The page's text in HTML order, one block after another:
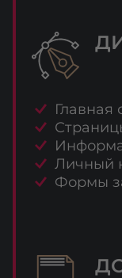
Главная
Личный
Формы